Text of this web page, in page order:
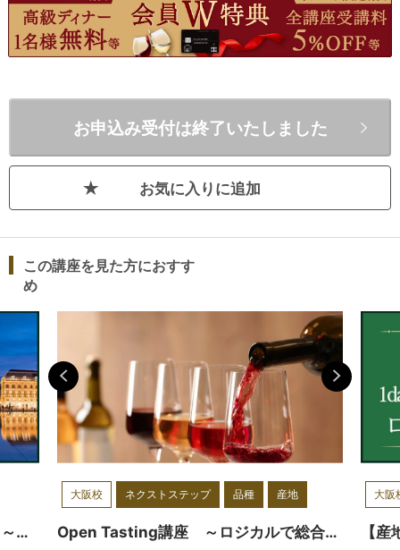
は、【ワイン】と【笑顔】と【ワクワ
ク】で満たされた空間がありました。
【難しい。敷居が高い。緊張する。】
がちな日本のワインシーンをもっとこ
んな【笑顔】と【ワクワク】で満たし
に笑顔とワクワクを！！】をモットー
に、ワインの魅力を伝えていくことを
強く心に刻み、日々活動しています。
私のレッスンでは、大前提として「ワ
インの楽しさ」を伝えることはもちろ
ただただ飲むだけでも美味しく楽しめ
るものですが、知識を得ることで、ワ
インの楽しさは、間違いなく、大きく
そして豊かになります！レッスンを通
して「難しいとされるワインの知識」
を「誰もが使える知識」として習得し
ていただき、受講いただいた皆様のワ
インライフを、【笑顔】と【ワクワ
ク】で満たすお手伝いができれば本望
お気に入りに追加
お申込み受付は終了いたしました
この講座を見た方におすす
め
【産地別1dayセミナー】ボルドー ～不断の革新を続ける進撃の銘醸地～ ※Step-Ⅱ各回受講
大阪校 ネクストステップ 品種 産地
Open Tasting講座 ～ロジカルで総合的なテイスティングを～
大阪